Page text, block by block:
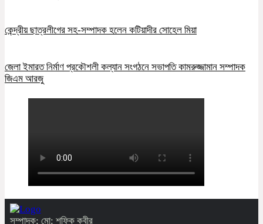
কেন্দ্রীয় ছাত্রলীগের সহ-সম্পাদক হলেন কটিয়াদীর সোহেল মিয়া
জেলা ইমারত নির্মাণ প্রকৌশলী কল্যান সংগঠনে সভাপতি কামরুজ্জামান সম্পাদক
জিএম আরজু
সম্পাদক: মো: শফিক কবীর